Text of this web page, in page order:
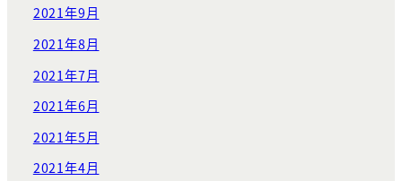
2021年9月
2021年8月
2021年7月
2021年6月
2021年5月
2021年4月